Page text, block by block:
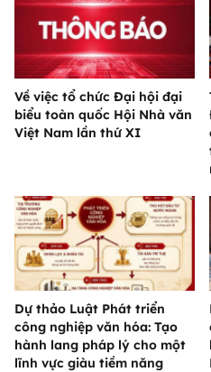
Về việc tổ chức Đại hội đại
biểu toàn quốc Hội Nhà văn
Việt Nam lần thứ XI
Dự thảo Luật Phát triển
công nghiệp văn hóa: Tạo
hành lang pháp lý cho một
lĩnh vực giàu tiềm năng